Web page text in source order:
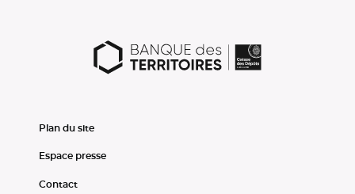
Plan du site
Espace presse
Contact